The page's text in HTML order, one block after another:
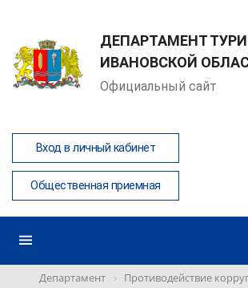
ДЕПАРТАМЕНТ
ИВАНОВСКОЙ
Официальный сайт
Вход в личный кабинет
Общественная приемная
Департамент
Противодействие